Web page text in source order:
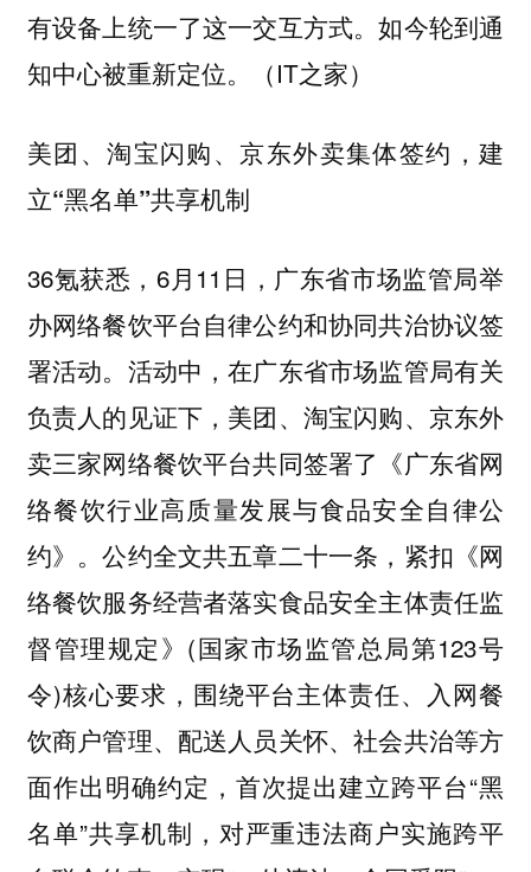
有设备上统一了这一交互方式。如今轮到通
知中心被重新定位。（IT之家）
美团、淘宝闪购、京东外卖集体签约，建
立“黑名单”共享机制
36氪获悉，6月11日，广东省市场监管局举
办网络餐饮平台自律公约和协同共治协议签
署活动。活动中，在广东省市场监管局有关
负责人的见证下，美团、淘宝闪购、京东外
卖三家网络餐饮平台共同签署了《广东省网
络餐饮行业高质量发展与食品安全自律公
约》。公约全文共五章二十一条，紧扣《网
络餐饮服务经营者落实食品安全主体责任监
督管理规定》(国家市场监管总局第123号
令)核心要求，围绕平台主体责任、入网餐
饮商户管理、配送人员关怀、社会共治等方
面作出明确约定，首次提出建立跨平台“黑
名单”共享机制，对严重违法商户实施跨平